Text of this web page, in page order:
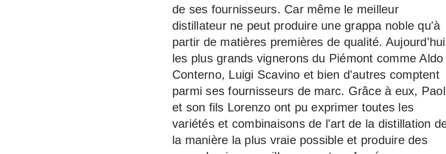
de ses fournisseurs. Car même le meilleur
distillateur ne peut produire une grappa noble qu'à
partir de matières premières de qualité.
les plus grands vignerons du Piémont comme Aldo
Conterno, Luigi Scavino et bien d'autres comptent
parmi ses fournisseurs de marc. Grâce à eux,
et son fils Lorenzo ont pu exprimer toutes les
variétés et combinaisons de l'art de la distillation
la manière la plus vraie possible et produire des